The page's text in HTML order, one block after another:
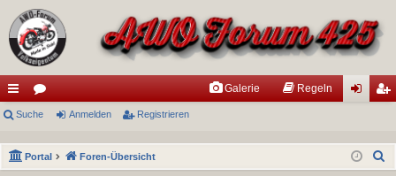
ch
ne
llz
or
en
Galerie Regeln
m
el
ist
rie
Suche Anmelden Registrieren
Portal Foren-Übersicht